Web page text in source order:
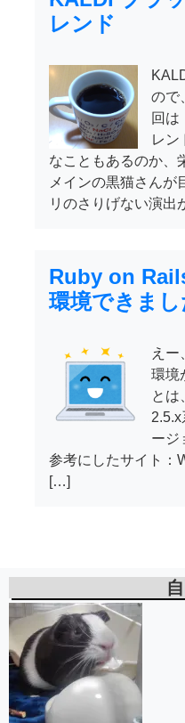
レンド
ので
回は
レン
なこともあるのか、
メインの黒猫さんが
リのさりげない演出
Ruby on
環境できまし
えー
環境
とは
ージ
参考にしたサイト：
[…]